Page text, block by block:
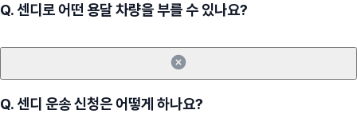
Q.센디로 어떤 용달 차량을 부를 수 있나요?
Q.센디 운송 신청은 어떻게 하나요?